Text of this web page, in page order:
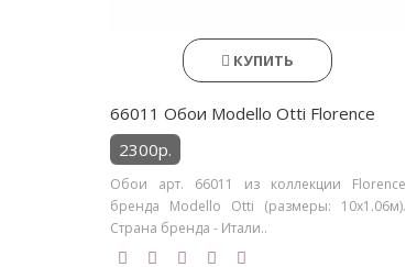
КУПИТЬ
66011 Обои Modello Otti Florence
2300р.
Обои арт. 66011 из коллекции Florence
бренда Modello Otti (размеры: 10х1.06м).
Страна бренда - Итали..